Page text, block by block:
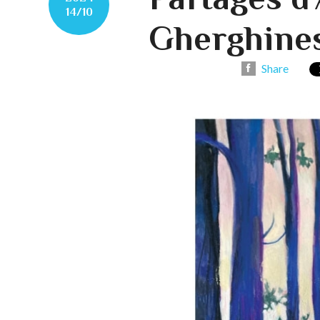
14/10
Share